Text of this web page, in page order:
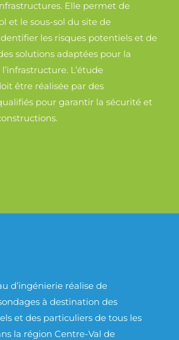
Elle permet de
et le sous-sol du site de
les risques potentiels et de
solutions adaptées pour la
L’étude
être réalisée par des
pour garantir la sécurité et
d’ingénierie réalise de
à destination des
et des particuliers de tous les
la région Centre-Val de